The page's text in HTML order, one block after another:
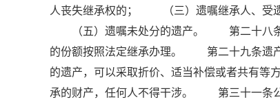
人丧失继承权的； （三）遗嘱继承人、受
（五）遗嘱未处分的遗产。 第二十八条遗
的份额按照法定继承办理。 第二十九条遗
的遗产，可以采取折价、适当补偿或者共有
承的财产，任何人不得干涉。 第三十一条公